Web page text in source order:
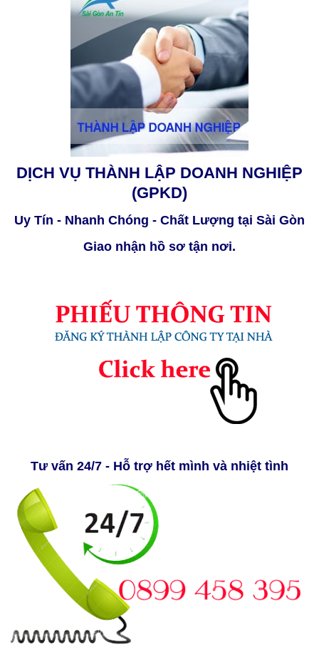
DỊCH VỤ THÀNH LẬP DOANH NGHIỆP
(GPKD)
Uy Tín - Nhanh Chóng - Chất Lượng tại Sài Gòn
Giao nhận hồ sơ tận nơi.
Tư vấn 24/7 - Hỗ trợ hết mình và nhiệt tình